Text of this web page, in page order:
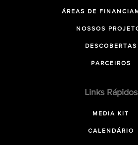
ÁREAS DE
NOSSOS
DESCOBERTAS
PARCEIROS
Links Rápidos
MEDIA KIT
CALENDÁRIO